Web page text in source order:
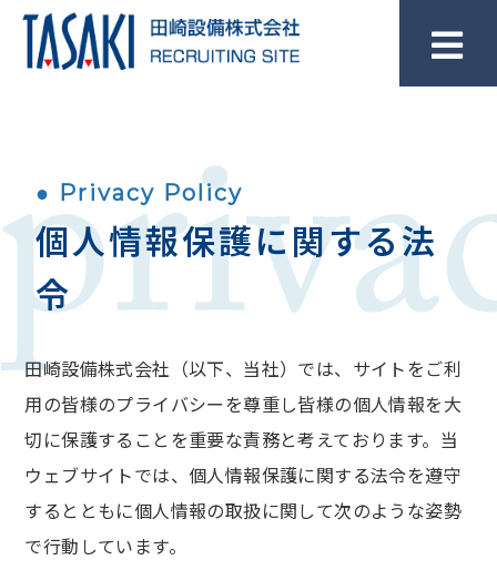
プライバシーポリシー
● Privacy Policy
個人情報保護に関する法
令
田崎設備株式会社（以下、当社）では、サイトをご利
用の皆様のプライバシーを尊重し皆様の個人情報を大
切に保護することを重要な責務と考えております。当
ウェブサイトでは、個人情報保護に関する法令を遵守
するとともに個人情報の取扱に関して次のような姿勢
で行動しています。